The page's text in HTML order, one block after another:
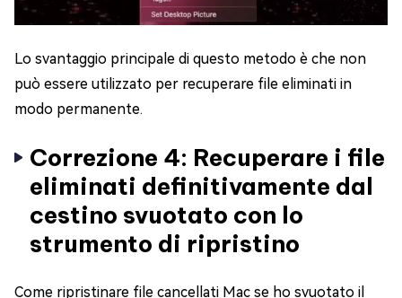
Lo svantaggio principale di questo metodo è che non
può essere utilizzato per recuperare file eliminati in
modo permanente.
Correzione 4: Recuperare i file
eliminati definitivamente dal
cestino svuotato con lo
strumento di ripristino
Come ripristinare file cancellati Mac se ho svuotato il